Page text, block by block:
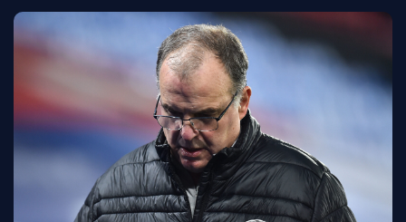
EDF
REAL MADRID
FC BARCELONE
MANCHESTER UNITED